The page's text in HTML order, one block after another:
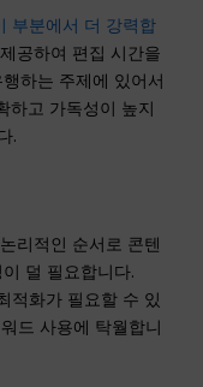
부분에서 더 강력합
공하여 편집 시간을
하는 주제에 있어서
하고 가독성이 높지
.
리적인 순서로 콘텐
덜 필요합니다.
적화가 필요할 수 있
드 사용에 탁월합니